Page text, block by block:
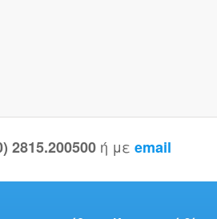
2815.200500 ή με email